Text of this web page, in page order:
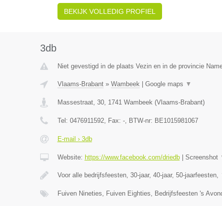
BEKIJK VOLLEDIG PROFIEL
3db
Niet gevestigd in de plaats Vezin en in de provincie
Vlaams-Brabant» Wambeek| Google maps ▼
Massestraat, 30, 1741 Wambeek(Vlaams-Brabant)
Tel: 0476911592, Fax: -, BTW-nr: BE1015981067
E-mail › 3db
Website: https://www.facebook.com/driedb| Screenshot
Voor alle bedrijfsfeesten, 30-jaar, 40-jaar, 50-jaarfeesten,
Fuiven Nineties, Fuiven Eighties, Bedrijfsfeesten 's